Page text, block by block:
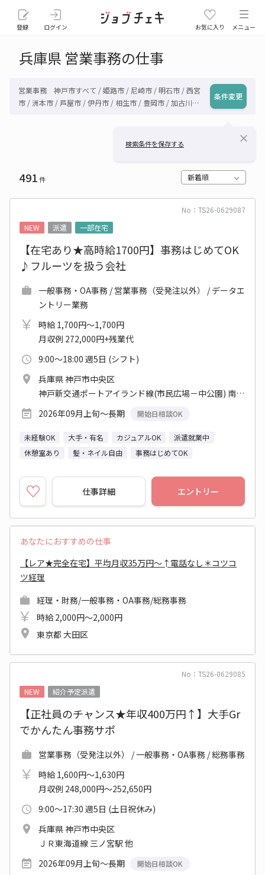
登録 ログイン お気に入り メニュー
兵庫県 営業事務の仕事
営業事務 神戸市すべて / 姫路市 / 尼崎市 / 明石市 / 西宮
市 / 洲本市 / 芦屋市 / 伊丹市 / 相生市 / 豊岡市 / 加古川市 /
わじ市 / 朝来市 / 淡路市 / 宍粟市 / 加東市 / たつの市 / 川
太子町 / 赤穂郡上郡町 / 佐用郡佐用町 / 美方郡香美町 / 美
条件変更
検索条件を保存する close
491件 新着順
No：TS26-0629087
NEW
派遣 一部在宅
【在宅あり★高時給1700円】事務はじめてOK
♪フルーツを扱う会社
一般事務・OA事務 / 営業事務（受発注以外） / データエ
ントリー業務
時給 1,700円～1,700円
月収例 272,000円+残業代
9:00～18:00 週5日 (シフト)
兵庫県 神戸市中央区
神戸新交通ポートアイランド線(市民広場－中公園) 南公園駅 他
2026年09月上旬～長期
開始日相談OK
未経験OK 大手・有名 カジュアルOK
派遣就業中
休憩室あり
髪・ネイル自由 事務はじめてOK
仕事詳細 エントリー
あなたにおすすめの仕事
【レア★完全在宅】平均月収35万円～↑電話なし＊コツコ
ツ経理
経理・財務/一般事務・OA事務/総務事務
時給 2,000円～2,000円
東京都 大田区
No：TS26-0629085
NEW
紹介予定派遣
【正社員のチャンス★年収400万円↑】大手Gr
でかんたん事務サポ
営業事務（受発注以外） / 一般事務・OA事務 / 総務事務
時給 1,600円～1,630円
月収例 248,000円～252,650円
9:00～17:30 週5日 (土日祝休み)
兵庫県 神戸市中央区
ＪＲ東海道線 三ノ宮駅 他
2026年09月上旬～長期
開始日相談OK